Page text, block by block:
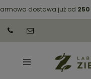
dostawa już od250 zł